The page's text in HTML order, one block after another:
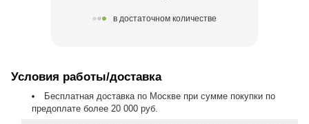
в достаточном количестве
Условия работы/доставка
Бесплатная доставка по Москве при сумме покупки по
предоплате более 20 000 руб.